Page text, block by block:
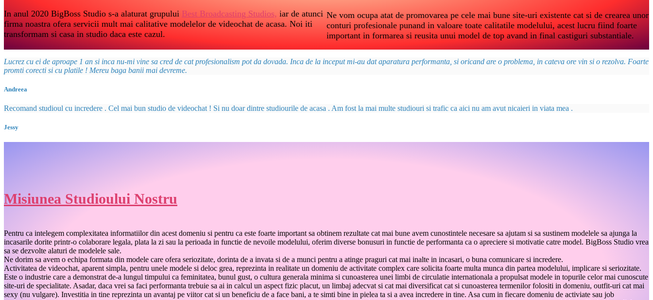
In anul 2020 BigBoss Studio s-a alaturat grupului Best Broadcasting Studios, iar de atunci
firma noastra ofera servicii mult mai calitative modelelor de videochat de acasa. Noi iti
transformam si casa in studio daca este cazul.
Ne vom ocupa atat de promovarea pe cele mai bune site-uri existente cat si de crearea unor
conturi profesionale punand in valoare toate calitatile modelului, acest lucru fiind foarte
important in formarea si reusita unui model de top avand in final castiguri substantiale.
Lucrez cu ei de aproape 1 an si inca nu-mi vine sa cred de cat profesionalism pot da dovada. Inca de la inceput mi-au dat aparatura performanta, si oricand are o problema, in cateva ore vin si o rezolva. Foarte
promti corecti si cu platile ! Mereu baga banii mai devreme.
Andreea
Recomand studioul cu incredere . Cel mai bun studio de videochat ! Si nu doar dintre studiourile de acasa . Am fost la mai multe studiouri si trafic ca aici nu am avut nicaieri in viata mea .
Jessy
Misiunea Studioului Nostru
Pentru ca intelegem complexitatea informatiilor din acest domeniu si pentru ca este foarte important sa obtinem rezultate cat mai bune avem cunostintele necesare sa ajutam si sa sustinem modelele sa ajunga la
incasarile dorite printr-o colaborare legala, plata la zi sau la perioada in functie de nevoile modelului, oferim diverse bonusuri in functie de performanta ca o apreciere si motivatie catre model. BigBoss Studio vrea
sa se dezvolte alaturi de modelele sale.
Ne dorim sa avem o echipa formata din modele care ofera seriozitate, dorinta de a invata si de a munci pentru a atinge praguri cat mai inalte in incasari, o buna comunicare si incredere.
Activitatea de videochat, aparent simpla, pentru unele modele si deloc grea, reprezinta in realitate un domeniu de activitate complex care solicita foarte multa munca din partea modelului, implicare si seriozitate.
Este o industrie care a demonstrat de-a lungul timpului ca feminitatea, bunul gust, o cultura generala minima si cunoasterea unei limbi de circulatie internationala a propulsat modele in topurile celor mai cunoscute
site-uri de specialitate. Asadar, daca vrei sa faci performanta trebuie sa ai in calcul un aspect fizic placut, un limbaj adecvat si cat mai diversificat cat si cunoasterea termenilor folositi in domeniu, outfit-uri cat mai
sexy (nu vulgare). Investitia in tine reprezinta un avantaj pe viitor cat si un beneficiu de a face bani, a te simti bine in pielea ta si a avea incredere in tine. Asa cum in fiecare domeniu de activiate sau job